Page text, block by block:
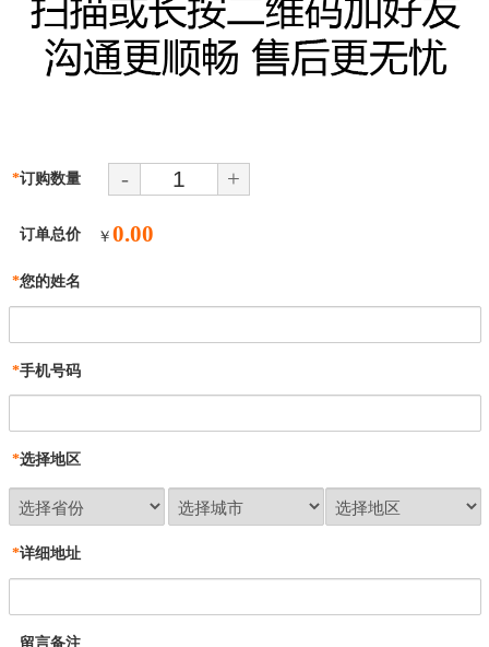
订购数量
* - +
订单总价 ￥ 0.00
您的姓名
*
手机号码
*
选择地区
*
详细地址
*
留言备注